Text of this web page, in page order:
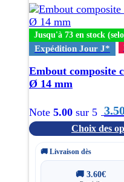
Jusqu'à 73 en stock
Expédition Jour J*
Embout composite
Ø 14 mm
Note 5.00 sur 5
Choix des
peuvent
être
choisies
sur
la
page
du
🚚 Livraison dès
🚚3.60€